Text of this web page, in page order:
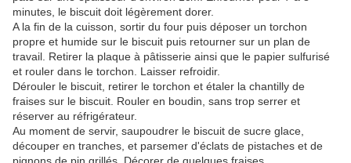
minutes, le biscuit doit légèrement dorer.
A la fin de la cuisson, sortir du four puis déposer un torchon
propre et humide sur le biscuit puis retourner sur un plan de
travail. Retirer la plaque à pâtisserie ainsi que le papier sulfurisé
et rouler dans le torchon. Laisser refroidir.
Dérouler le biscuit, retirer le torchon et étaler la chantilly de
fraises sur le biscuit. Rouler en boudin, sans trop serrer et
réserver au réfrigérateur.
Au moment de servir, saupoudrer le biscuit de sucre glace,
découper en tranches, et parsemer d'éclats de pistaches et de